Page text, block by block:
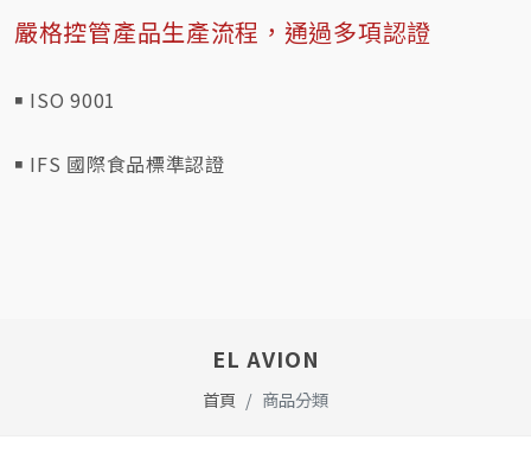
嚴格控管產品生產流程，通過多項認證
￭ ISO 9001
￭ IFS 國際食品標準認證
EL AVION
首頁 商品分類